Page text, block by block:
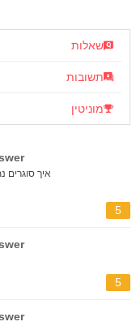
שאלות
תשובות
מוניטין
איך
5
5